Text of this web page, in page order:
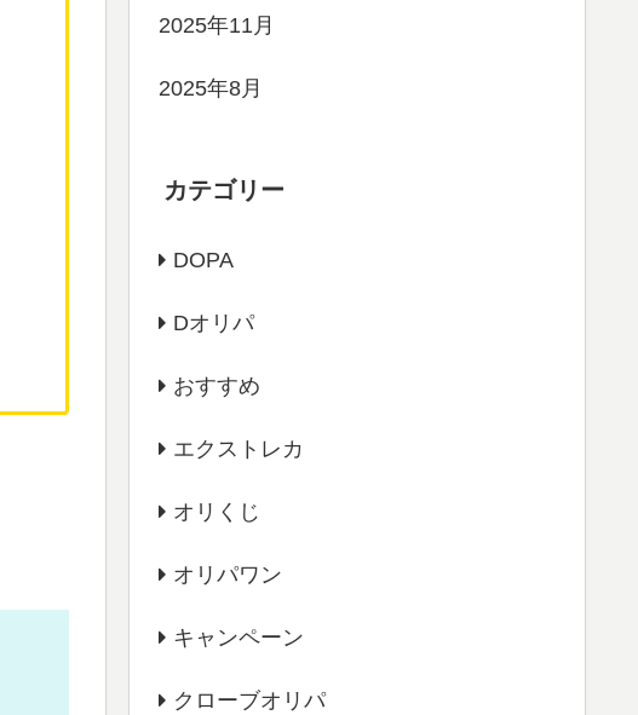
2025年11月
2025年8月
カテゴリー
DOPA
Dオリパ
おすすめ
エクストレカ
オリくじ
オリパワン
キャンペーン
クローブオリパ